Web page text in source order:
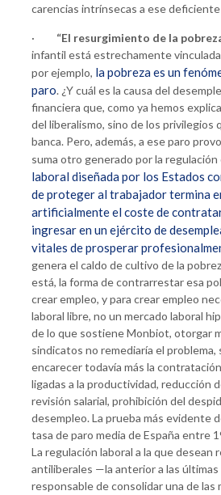
carencias intrínsecas a ese
· “El resurgimiento de la
infantil está estrechamente vinculada
por ejemplo, la pobreza es un
paro. ¿Y cuál es la causa del
financiera que, como ya hemos
del liberalismo, sino de los privilegios
banca. Pero, además, a ese paro
suma otro generado por la
laboral diseñada por los Estados
de proteger al trabajador termina
artificialmente el coste de
ingresar en un ejército de
vitales de prosperar
genera el caldo de cultivo de la
está, la forma de contrarrestar esa
crear empleo, y para crear empleo
laboral libre, no un mercado laboral
de lo que sostiene Monbiot, otorgar
sindicatos no remediaría el problema,
encarecer todavía más la
ligadas a la productividad, reducción
revisión salarial, prohibición del
desempleo. La prueba más evidente
tasa de paro media de España entre
La regulación laboral a la que desean
antiliberales —la anterior a las
responsable de consolidar una de las